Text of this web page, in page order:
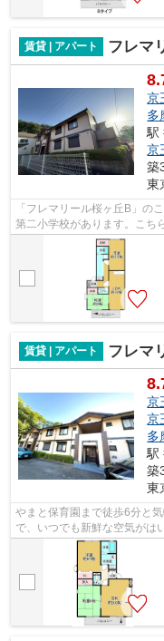
賃貸 | アパート フレマ
京
多
駅
京
築
東
「フレマリール桜ヶ丘B」の
第二小学校があります。こち
で、よく電車を利用する方に
賃貸 | アパート フレマ
京
京
多
駅
築
東
やまと保育園まで徒歩6分と
で、いつでも新鮮な空気がは
近くに2駅ある、アクセスが良